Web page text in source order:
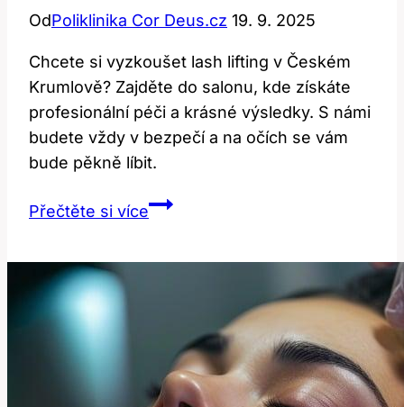
OdPoliklinika Cor Deus.cz 19. 9. 2025
Chcete si vyzkoušet lash lifting v Českém
Krumlově? Zajděte do salonu, kde získáte
profesionální péči a krásné výsledky. S námi
budete vždy v bezpečí a na očích se vám
bude pěkně líbit.
Přečtěte si víceLash
Profesionální
Péči?